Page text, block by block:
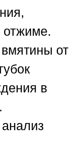
отжиме.
от
в